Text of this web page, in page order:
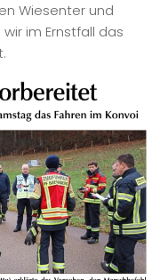
Wiesenter und
im Ernstfall das